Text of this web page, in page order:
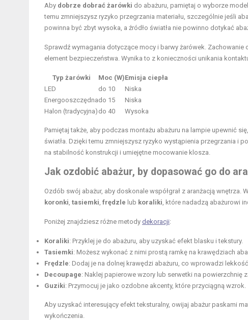
Aby dobrze dobrać żarówki do abażuru, pamiętaj o wyborze
temu zmniejszysz ryzyko przegrzania materiału, szczególnie jeśli
powinna być zbyt wysoka, a źródło światła nie powinno dotykać
Sprawdź wymagania dotyczące mocy i barwy żarówek.
element bezpieczeństwa. Wynika to z konieczności unikania
Typ żarówki Moc (W)Emisja ciepła
LED
do 10
Niska
Energooszczędnado 15
Niska
Halon (tradycyjna) do 40 Wysoka
Pamiętaj także, aby podczas montażu abażuru na lampie upewnić
światła. Dzięki temu zmniejszysz ryzyko wystąpienia przegrzania i
na stabilność konstrukcji i umiejętne mocowanie klosza.
Jak ozdobić abażur, by dopasować go do
Ozdób swój abażur, aby doskonale współgrał z aranżacją wnętrza.
koronki tasiemki frędzle lub koraliki , które nadadzą abażurowi
Poniżej znajdziesz różne metody dekoracji:
Koraliki: Przyklej je do abażuru, aby uzyskać efekt blasku i tekstury.
Tasiemki: Możesz wykonać z nimi prostą ramkę na krawędziach
Frędzle: Dodaj je na dolnej krawędzi abażuru, co wprowadzi lekkość
Decoupage: Naklej papierowe wzory lub serwetki na powierzchnię
Guziki: Przymocuj je jako ozdobne akcenty, które przyciągną wzrok.
Aby uzyskać interesujący efekt teksturalny, owijaj abażur paskami
wykończenia.